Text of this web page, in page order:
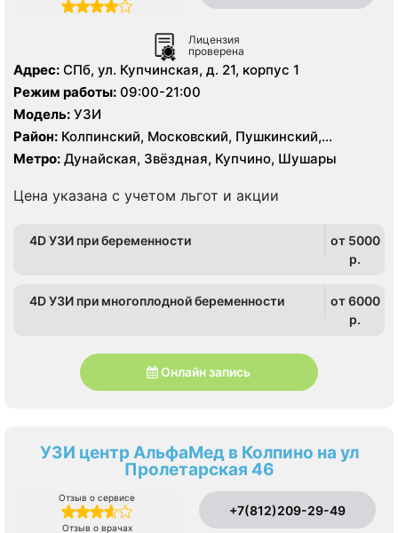
Лицензия
проверена
Адрес: СПб, ул. Купчинская, д. 21, корпус 1
Режим работы: 09:00-21:00
Модель: УЗИ
Район: Колпинский, Московский, Пушкинский,
Фрунзенский
Метро: Дунайская, Звёздная, Купчино, Шушары
Цена указана с учетом льгот и акции
4D УЗИ при беременности
от 5000
p.
4D УЗИ при многоплодной беременности
от 6000
p.
Онлайн запись
УЗИ центр АльфаМед в Колпино на ул
Пролетарская 46
Отзыв о сервисе
Отзыв о врачах
+7(812)209-29-49